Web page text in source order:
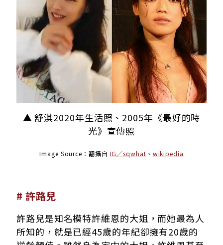
▲ 舒淇2020年生活照、2005年《最好的時
光》宣傳照
Image Source：翻攝自 IG／sqwhat 、 wikipedia
# 許路兒
許路兒是知名模特許維恩的大姐，而她最為人
所知的，就是已經45歲的年紀卻擁有20歲的